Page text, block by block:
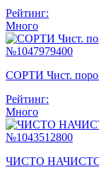
Рейтинг:
Много
СОРТИ Чист.
Рейтинг:
Много
ЧИСТО НАЧИСТО